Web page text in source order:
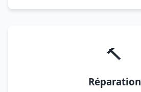
🔨
Réparation